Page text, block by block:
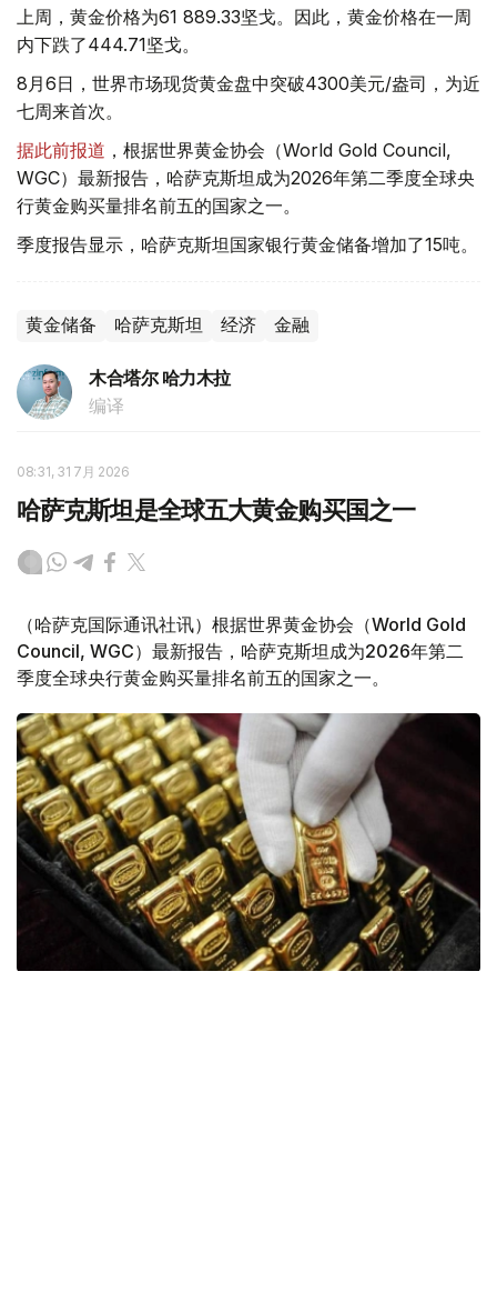
上周，黄金价格为61 889.33坚戈。因此，黄金价格在一周
内下跌了444.71坚戈。
8月6日，世界市场现货黄金盘中突破4300美元/盎司，为近
七周来首次。
据此前报道 ，根据世界黄金协会（World Gold Council,
WGC）最新报告，哈萨克斯坦成为2026年第二季度全球央
行黄金购买量排名前五的国家之一。
季度报告显示，哈萨克斯坦国家银行黄金储备增加了15吨。
黄金储备 哈萨克斯坦 经济 金融
木合塔尔 哈力木拉
编译
08:31, 31 7月 2026
哈萨克斯坦是全球五大黄金购买国之一
（哈萨克国际通讯社讯）根据世界黄金协会（World Gold
Council, WGC）最新报告，哈萨克斯坦成为2026年第二
季度全球央行黄金购买量排名前五的国家之一。